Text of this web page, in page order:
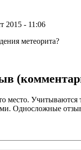
2015 - 11:06
метеорита?
место. Учитываются
Односложные